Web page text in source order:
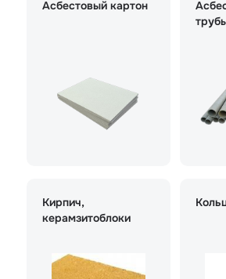
Асбестовый картон
Кирпич,
керамзитоблоки